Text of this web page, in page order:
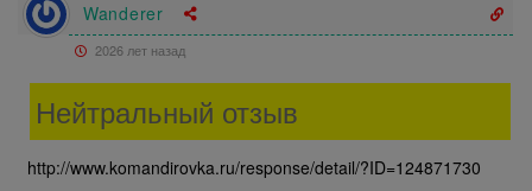
Wanderer
2026 лет назад
Нейтральный отзыв
http://www.komandirovka.ru/response/detail/?ID=124871730